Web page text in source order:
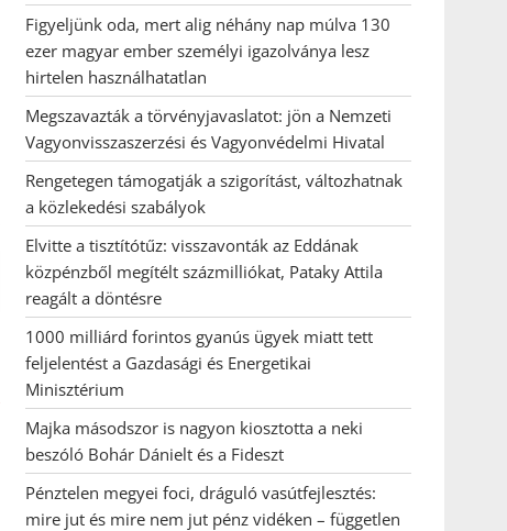
Figyeljünk oda, mert alig néhány nap múlva 130
ezer magyar ember személyi igazolványa lesz
hirtelen használhatatlan
Megszavazták a törvényjavaslatot: jön a Nemzeti
Vagyonvisszaszerzési és Vagyonvédelmi Hivatal
Rengetegen támogatják a szigorítást, változhatnak
a közlekedési szabályok
Elvitte a tisztítótűz: visszavonták az Eddának
közpénzből megítélt százmilliókat, Pataky Attila
reagált a döntésre
1000 milliárd forintos gyanús ügyek miatt tett
feljelentést a Gazdasági és Energetikai
Minisztérium
Majka másodszor is nagyon kiosztotta a neki
beszóló Bohár Dánielt és a Fideszt
Pénztelen megyei foci, dráguló vasútfejlesztés:
mire jut és mire nem jut pénz vidéken – független